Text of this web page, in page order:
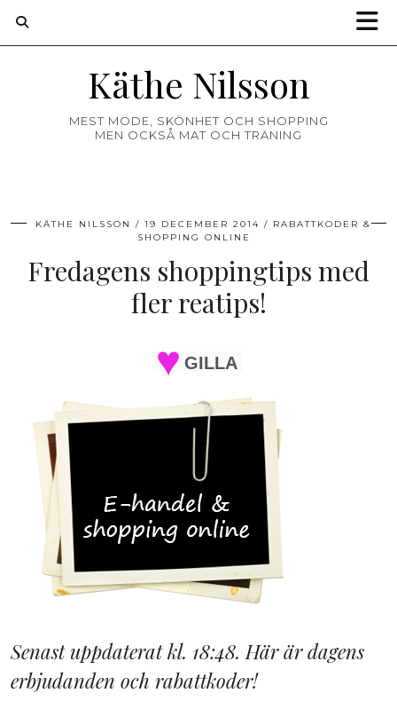
Käthe Nilsson
MEST MODE, SKÖNHET OCH SHOPPING
MEN OCKSÅ MAT OCH TRÄNING
KÄTHE NILSSON 19 DECEMBER 2014
RABATTKODER &
SHOPPING ONLINE
Fredagens shoppingtips med
fler reatips!
GILLA
Senast uppdaterat kl. 18:48. Här är dagens
erbjudanden och rabattkoder!